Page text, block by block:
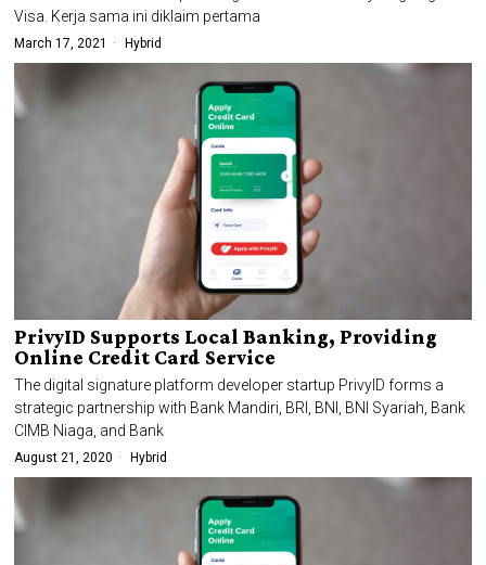
Visa. Kerja sama ini diklaim pertama
March 17, 2021 Hybrid
PrivyID Supports Local Banking, Providing
Online Credit Card Service
The digital signature platform developer startup PrivyID forms a
strategic partnership with Bank Mandiri, BRI, BNI, BNI Syariah, Bank
CIMB Niaga, and Bank
August 21, 2020 Hybrid